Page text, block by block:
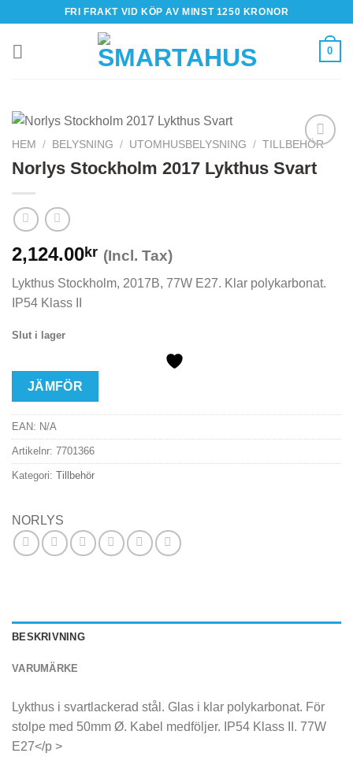
content
FRI FRAKT VID KÖP AV MINST 1250 KRONOR
0
HEM / BELYSNING / UTOMHUSBELYSNING / TILLBEHÖR
Norlys Stockholm 2017 Lykthus Svart
2,124.00kr (Incl. Tax)
Lykthus Stockholm, 2017B, 77W E27. Klar polykarbonat.
IP54 Klass II
Slut i lager
JÄMFÖR
EAN: N/A
Artikelnr: 7701366
Kategori: Tillbehör
NORLYS
BESKRIVNING
VARUMÄRKE
Lykthus i svartlackerad stål. Glas i klar polykarbonat. För
stolpe med 50mm Ø. Kabel medföljer. IP54 Klass II. 77W
E27</p >